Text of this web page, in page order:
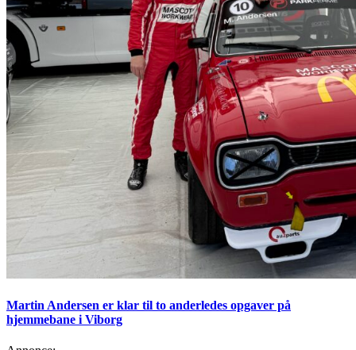
Martin Andersen er klar til to anderledes opgaver på
hjemmebane i Viborg